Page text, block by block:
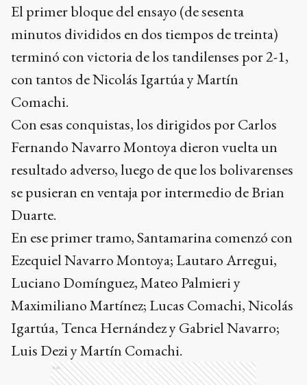
El primer bloque del ensayo (de sesenta
minutos divididos en dos tiempos de treinta)
terminó con victoria de los tandilenses por 2-1,
con tantos de Nicolás Igartúa y Martín
Comachi.
Con esas conquistas, los dirigidos por Carlos
Fernando Navarro Montoya dieron vuelta un
resultado adverso, luego de que los bolivarenses
se pusieran en ventaja por intermedio de Brian
Duarte.
En ese primer tramo, Santamarina comenzó con
Ezequiel Navarro Montoya; Lautaro Arregui,
Luciano Domínguez, Mateo Palmieri y
Maximiliano Martínez; Lucas Comachi, Nicolás
Igartúa, Tenca Hernández y Gabriel Navarro;
Luis Dezi y Martín Comachi.
Ads